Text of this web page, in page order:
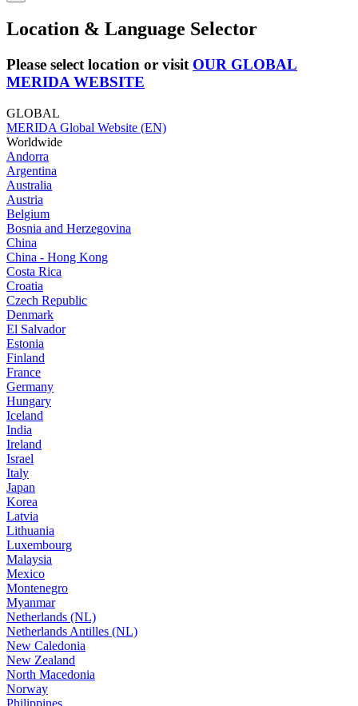
Location & Language Selector
Please select location or visit OUR GLOBAL
MERIDA WEBSITE
GLOBAL
MERIDA Global Website (EN)
Worldwide
Andorra
Argentina
Australia
Austria
Belgium
Bosnia and Herzegovina
China
China - Hong Kong
Costa Rica
Croatia
Czech Republic
Denmark
El Salvador
Estonia
Finland
France
Germany
Hungary
Iceland
India
Ireland
Israel
Italy
Japan
Korea
Latvia
Lithuania
Luxembourg
Malaysia
Mexico
Montenegro
Myanmar
Netherlands (NL)
Netherlands Antilles (NL)
New Caledonia
New Zealand
North Macedonia
Norway
Philippines